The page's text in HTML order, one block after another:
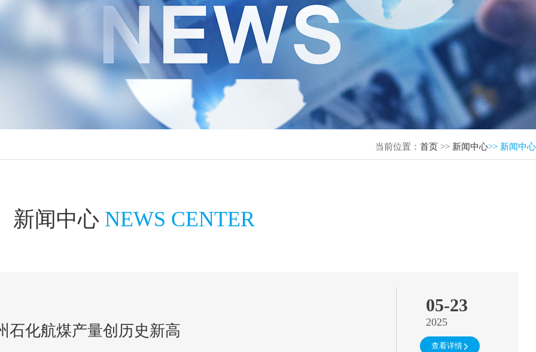
当前位置： 首页 >> 新闻中心>> 新闻中心
新闻中心 NEWS CENTER
石化航煤产量创历史新高
05-23
2025
查看详情